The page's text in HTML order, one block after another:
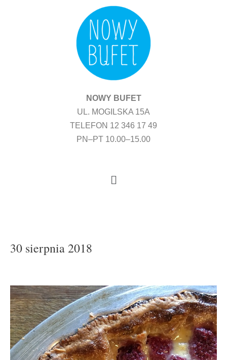
NOWY BUFET
UL. MOGILSKA 15A
TELEFON 12 346 17 49
PN–PT 10.00–15.00
Menu
30 sierpnia 2018